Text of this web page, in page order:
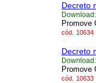
Decreto
Download:
Promove
cód. 10634
Decreto
Download:
Promove
cód. 10633